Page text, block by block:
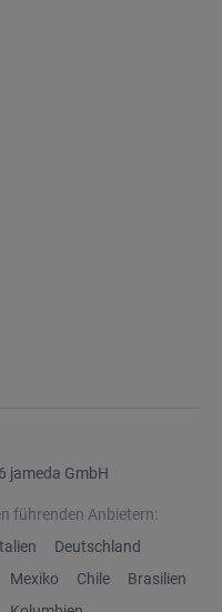
jameda GmbH
führenden Anbietern:
Deutschland
Mexiko Chile
Brasilien